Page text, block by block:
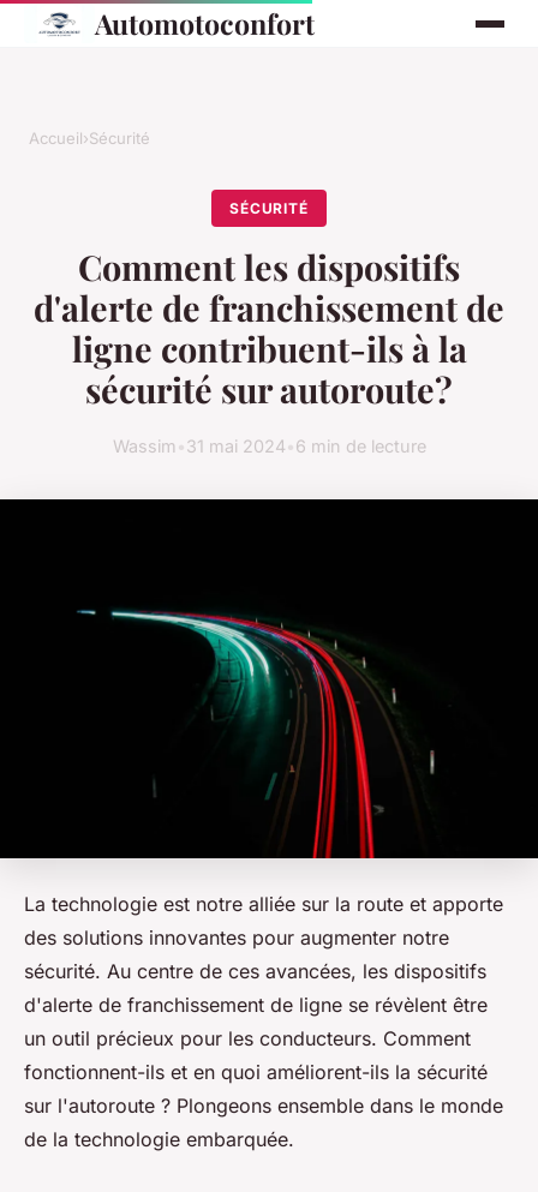
Automotoconfort
Accueil›Sécurité
SÉCURITÉ
Comment les dispositifs
d'alerte de franchissement de
ligne contribuent-ils à la
sécurité sur autoroute?
Wassim•31 mai 2024•6 min de lecture
La technologie est notre alliée sur la route et apporte
des solutions innovantes pour augmenter notre
sécurité. Au centre de ces avancées, les dispositifs
d'alerte de franchissement de ligne se révèlent être
un outil précieux pour les conducteurs. Comment
fonctionnent-ils et en quoi améliorent-ils la sécurité
sur l'autoroute ? Plongeons ensemble dans le monde
de la technologie embarquée.